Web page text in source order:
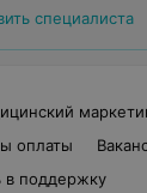
специалиста
оплаты
в поддержку